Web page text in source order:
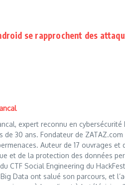
se rapprochent des
expert reconnu en
de 30 ans. Fondateur de
Auteur de 17 ouvrages
et de la protection des données
CTF Social Engineering du
Data ont salué son parcours, et